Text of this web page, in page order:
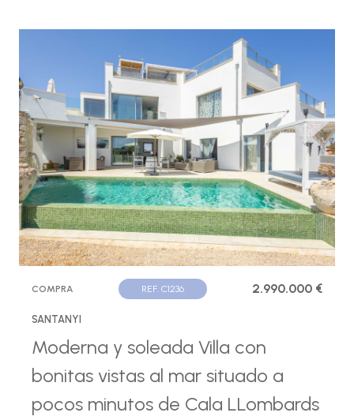
COMPRA REF. C1236 2.990.000 €
SANTANYI
Moderna y soleada Villa con
bonitas vistas al mar situado a
pocos minutos de Cala LLombards